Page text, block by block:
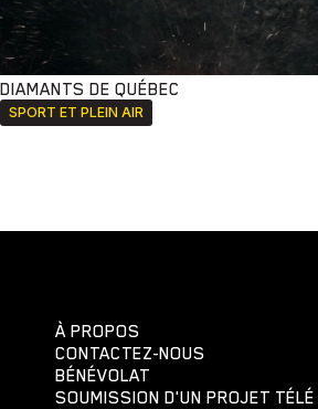
DIAMANTS DE QUÉBEC
SPORT ET PLEIN AIR
À PROPOS
CONTACTEZ-NOUS
BÉNÉVOLAT
SOUMISSION D'UN PROJET TÉLÉ